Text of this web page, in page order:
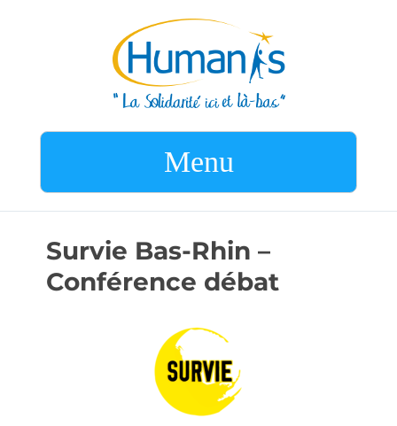
Menu
Survie Bas-Rhin –
Conférence débat